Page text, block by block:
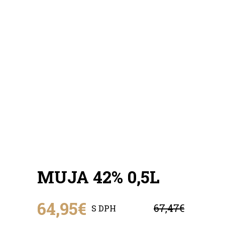
MUJA 42% 0,5L
64,95€ S DPH 67,47€